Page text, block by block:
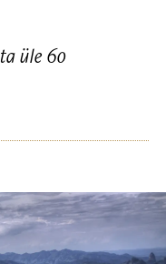
üle 60